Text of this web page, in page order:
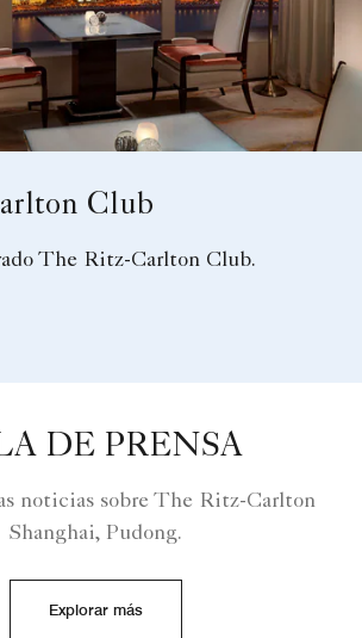
Club
The Ritz-Carlton Club.
DE PRENSA
noticias sobre The Ritz-Carlton
Shanghai, Pudong.
Explorar más